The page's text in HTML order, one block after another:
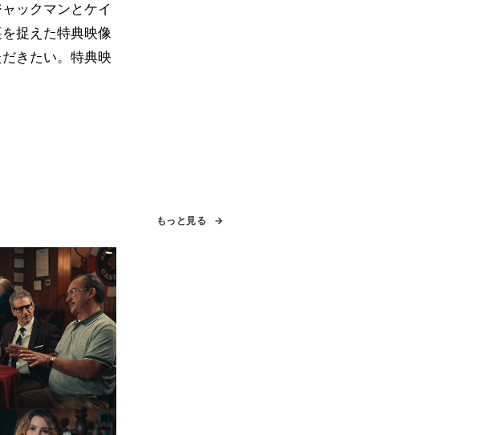
ックマンとケイ
捉えた特典映像
きたい。特典映
もっと見る